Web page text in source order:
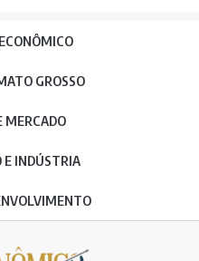
GROSSO
MERCADO
E INDÚSTRIA